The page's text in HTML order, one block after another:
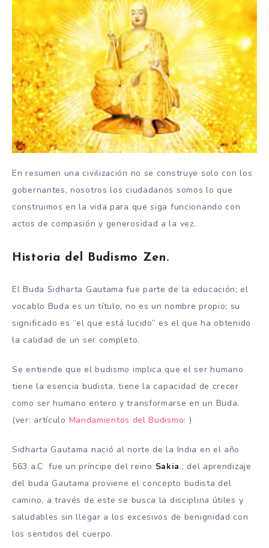
En resumen una civilización no se construye solo con los
gobernantes, nosotros los ciudadanos somos lo que
construimos en la vida para que siga funcionando con
actos de compasión y generosidad a la vez.
Historia del Budismo Zen.
El Buda Sidharta Gautama fue parte de la educación; el
vocablo Buda es un título, no es un nombre propio; su
significado es “el que está lucido” es el que ha obtenido
la calidad de un ser completo.
Se entiende que el budismo implica que el ser humano
tiene la esencia budista, tiene la capacidad de crecer
como ser humano entero y transformarse en un Buda.
(ver: artículo Mandamientos del Budismo: )
Sidharta Gautama nació al norte de la India en el año
563 a.C fue un príncipe del reino Sakia.; del aprendizaje
del buda Gautama proviene el concepto budista del
camino, a través de este se busca la disciplina útiles y
saludables sin llegar a los excesivos de benignidad con
los sentidos del cuerpo.